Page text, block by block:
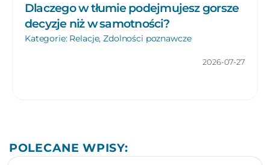
Dlaczego w tłumie podejmujesz gorsze
decyzje niż w samotności?
Kategorie: Relacje,Zdolności poznawcze
2026-07-27
POLECANE WPISY: